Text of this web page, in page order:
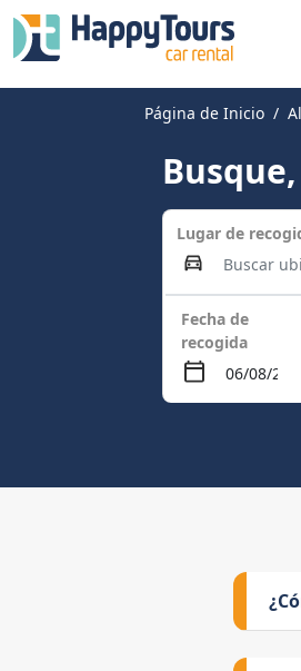
Página de Inicio
Lugar de
Fecha de
recogida